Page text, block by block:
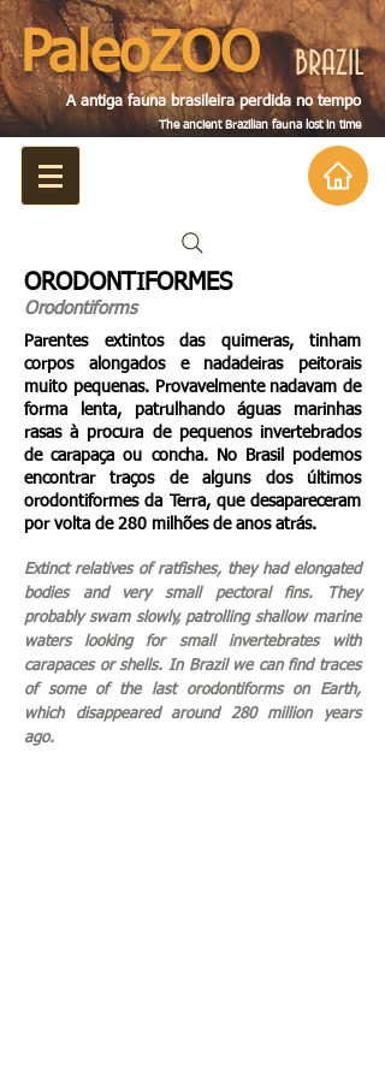
PaleoZOO BRAZIL
A antiga fauna brasileira perdida no tempo
The ancient Brazilian fauna lost in time
ORODONTIFORMES
Orodontiforms
Parentes extintos das quimeras, tinham
corpos alongados e nadadeiras peitorais
muito pequenas. Provavelmente nadavam de
forma lenta, patrulhando águas marinhas
rasas à procura de pequenos invertebrados
de carapaça ou concha. No Brasil podemos
encontrar traços de alguns dos últimos
orodontiformes da Terra, que desapareceram
por volta de 280 milhões de anos atrás.
Extinct relatives of ratfishes, they had elongated
bodies and very small pectoral fins. They
probably swam slowly, patrolling shallow marine
waters looking for small invertebrates with
carapaces or shells. In Brazil we can find traces
of some of the last orodontiforms on Earth,
which disappeared around 280 million years
ago.